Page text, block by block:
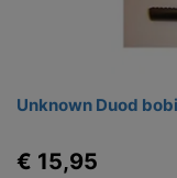
Unknown Duod
€ 15,95